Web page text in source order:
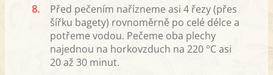
8.
Před pečením nařízneme asi 4 řezy (přes
šířku bagety) rovnoměrně po celé délce a
potřeme vodou. Pečeme oba plechy
najednou na horkovzduch na 220 °C asi
20 až 30 minut.